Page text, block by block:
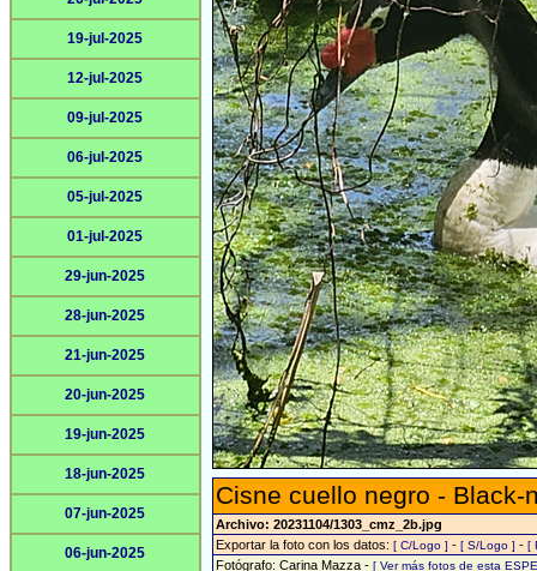
19-jul-2025
12-jul-2025
09-jul-2025
06-jul-2025
05-jul-2025
01-jul-2025
29-jun-2025
28-jun-2025
21-jun-2025
20-jun-2025
19-jun-2025
18-jun-2025
07-jun-2025
06-jun-2025
Cisne cuello negro -
Archivo: 20231104/1303_cmz_2b.jpg
Exportar la foto con los datos: [ C/Logo ] - [ S/Logo ] - [
Fotógrafo: Carina Mazza - [ Ver más fotos de esta